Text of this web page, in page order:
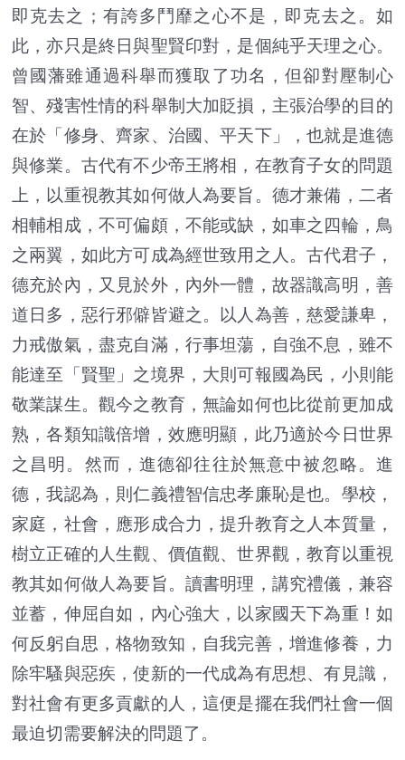
即克去之；有誇多鬥靡之心不是，即克去之。如
此，亦只是終日與聖賢印對，是個純乎天理之心。
曾國藩雖通過科舉而獲取了功名，但卻對壓制心
智、殘害性情的科舉制大加貶損，主張治學的目的
在於「修身、齊家、治國、平天下」，也就是進德
與修業。古代有不少帝王將相，在教育子女的問題
上，以重視教其如何做人為要旨。德才兼備，二者
相輔相成，不可偏頗，不能或缺，如車之四輪，鳥
之兩翼，如此方可成為經世致用之人。古代君子，
德充於內，又見於外，內外一體，故器識高明，善
道日多，惡行邪僻皆避之。以人為善，慈愛謙卑，
力戒傲氣，盡克自滿，行事坦蕩，自強不息，雖不
能達至「賢聖」之境界，大則可報國為民，小則能
敬業謀生。觀今之教育，無論如何也比從前更加成
熟，各類知識倍增，效應明顯，此乃適於今日世界
之昌明。然而，進德卻往往於無意中被忽略。進
德，我認為，則仁義禮智信忠孝廉恥是也。學校，
家庭，社會，應形成合力，提升教育之人本質量，
樹立正確的人生觀、價值觀、世界觀，教育以重視
教其如何做人為要旨。讀書明理，講究禮儀，兼容
並蓄，伸屈自如，內心強大，以家國天下為重！如
何反躬自思，格物致知，自我完善，增進修養，力
除牢騷與惡疾，使新的一代成為有思想、有見識，
對社會有更多貢獻的人，這便是擺在我們社會一個
最迫切需要解決的問題了。